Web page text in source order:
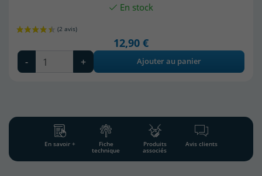
En stock
12,90 €
- + Ajouter au panier
En savoir + Fiche
technique
Produits
associés
Avis clients